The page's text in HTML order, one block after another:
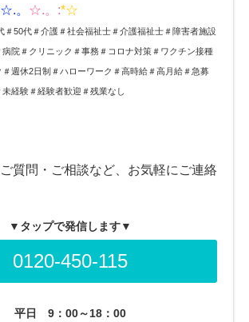
☆.。 ☆.。:*☆
＃50代＃介護＃社会福祉士＃介護福祉士＃障害者施設
病院＃クリニック＃事務＃コロナ対策＃ワクチン接種
＃週休2日制＃ハローワーク＃高時給＃高月給＃急募
経験＃経験者歓迎＃残業なし
質問・ご相談など、お気軽にご連絡
▼タップで発信します▼
0120-450-115
平日 9：00～18：00